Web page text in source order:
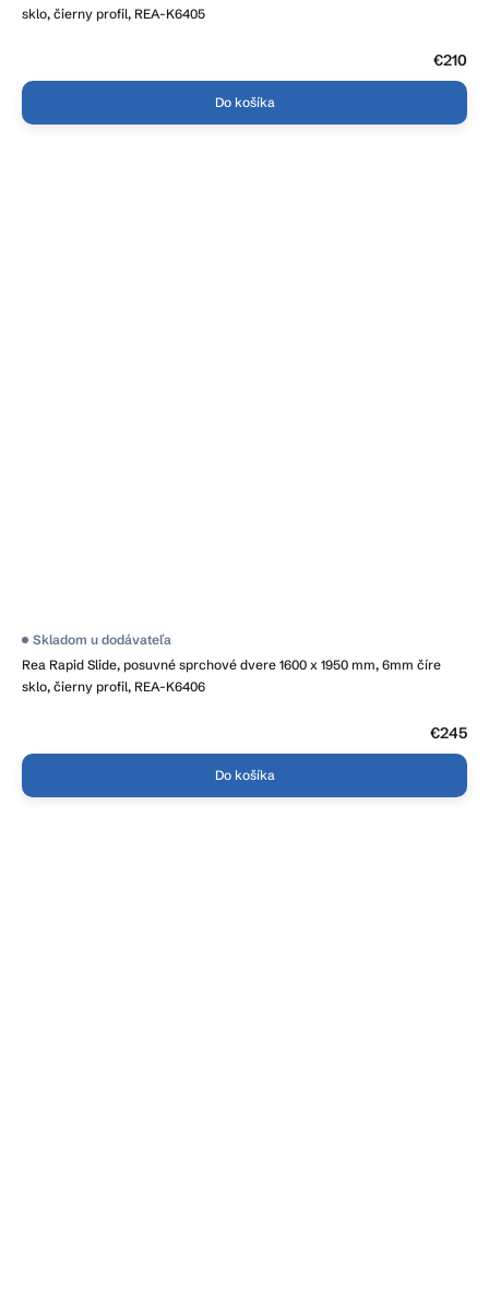
sklo, čierny profil, REA-K6405
je
€210
Do košíka
Rea Rapid Slide, posuvné sprchové dvere 1600 x 1950 mm, 6mm číre
sklo, čierny profil, REA-K6406
Skladom u dodávateľa
€245
Do košíka